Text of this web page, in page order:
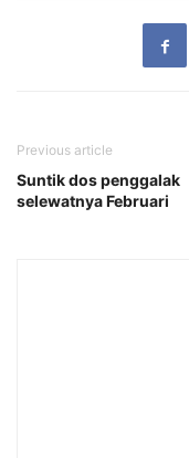
Previous article
Suntik dos penggalak
selewatnya Februari